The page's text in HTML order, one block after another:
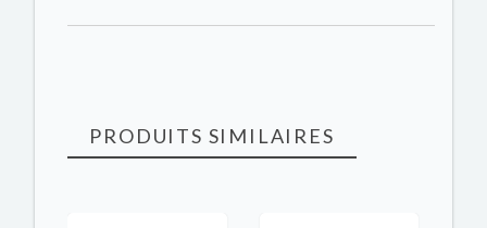
PRODUITS SIMILAIRES